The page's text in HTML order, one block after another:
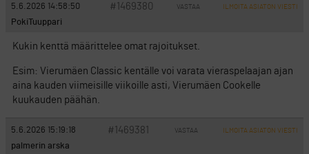
5.6.2026 14:58:50 #1469380 VASTAA ILMOITA ASIATON VIESTI
PokiTuuppari
Kukin kenttä määrittelee omat rajoitukset.
Esim: Vierumäen Classic kentälle voi varata vieraspelaajan ajan
aina kauden viimeisille viikoille asti, Vierumäen Cookelle
kuukauden päähän.
5.6.2026 15:19:18 #1469381 VASTAA ILMOITA ASIATON VIESTI
palmerin arska